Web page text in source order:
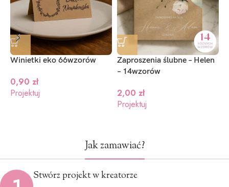
(+1.2zł)
(+1.2zł)
(+1.2zł)
Winietki eko 66wzorów
0,90 zł
Projektuj
Zaproszenia ślubne – Helen
– 14wzorów
2,00 zł
Projektuj
Jak zamawiać?
Stwórz projekt w kreatorze